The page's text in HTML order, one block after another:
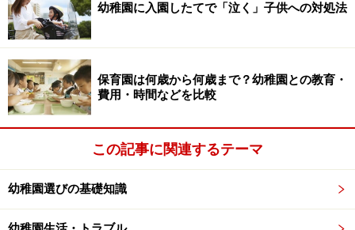
幼稚園に入園したてで「泣く」子供への対処法
保育園は何歳から何歳まで？幼稚園との教育・
費用・時間などを比較
この記事に関連するテーマ
幼稚園選びの基礎知識